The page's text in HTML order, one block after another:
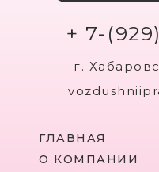
ГЛАВНАЯ
+ 7-
г.
О КОМПАНИИ